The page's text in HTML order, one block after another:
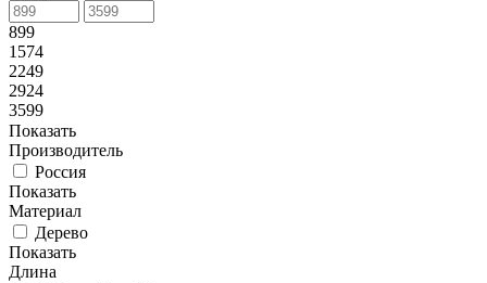
899
1574
2249
2924
3599
Показать
Производитель
Россия
Показать
Материал
Дерево
Показать
Длина